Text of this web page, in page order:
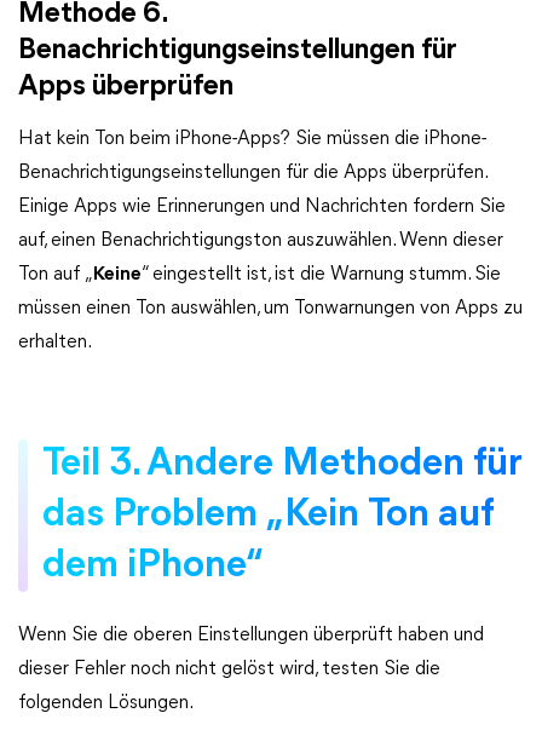
Methode 6.
Benachrichtigungseinstellungen für
Apps überprüfen
Hat kein Ton beim iPhone-Apps? Sie müssen die iPhone-
Benachrichtigungseinstellungen für die Apps überprüfen.
Einige Apps wie Erinnerungen und Nachrichten fordern Sie
auf, einen Benachrichtigungston auszuwählen. Wenn dieser
Ton auf „ Keine“ eingestellt ist, ist die Warnung stumm. Sie
müssen einen Ton auswählen, um Tonwarnungen von Apps zu
erhalten.
Teil 3. Andere Methoden für
das Problem „Kein Ton auf
dem iPhone“
Wenn Sie die oberen Einstellungen überprüft haben und
dieser Fehler noch nicht gelöst wird, testen Sie die
folgenden Lösungen.